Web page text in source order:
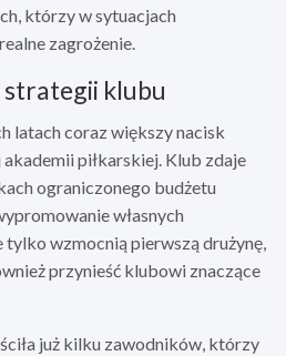
którzy w sytuacjach
zagrożenie.
strategii klubu
latach coraz większy nacisk
akademii piłkarskiej. Klub zdaje
ograniczonego budżetu
własnych
wzmocnią pierwszą drużynę,
przynieść klubowi znaczące
już kilku zawodników, którzy